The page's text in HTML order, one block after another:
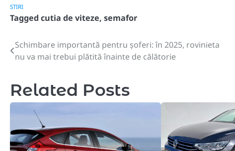
STIRI
Tagged cutia de viteze, semafor
Post
Schimbare importantă pentru șoferi: în 2025, rovinieta
nu va mai trebui plătită înainte de călătorie
Related Posts